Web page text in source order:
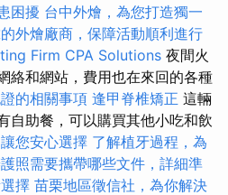
困擾 台中外燴，為您打造獨一
外燴廠商，保障活動順利進行
Firm CPA Solutions 夜間火
絡和網站，費用也在來回的各種
的相關事項 逢甲脊椎矯正 這輛
自助餐，可以購買其他小吃和飲
您安心選擇 了解植牙過程，為
照需要攜帶哪些文件，詳細準
擇 苗栗地區徵信社，為你解決